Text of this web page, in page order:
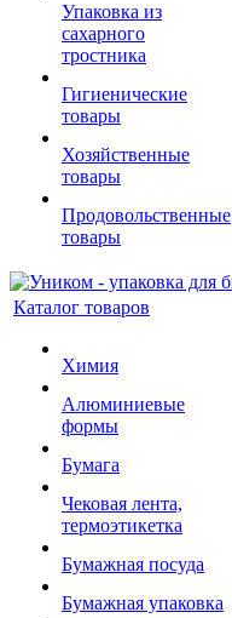
Упаковка из
сахарного
тростника
Гигиенические
товары
Хозяйственные
товары
Продовольственные
товары
Каталог товаров
Химия
Алюминиевые
формы
Бумага
Чековая лента,
термоэтикетка
Бумажная посуда
Бумажная упаковка